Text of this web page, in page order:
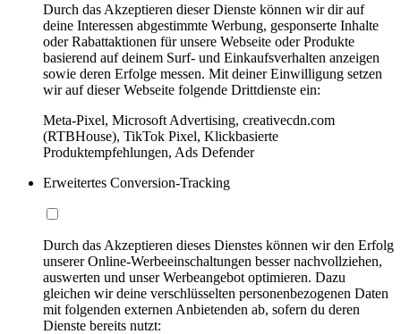
Durch das Akzeptieren dieser Dienste können wir dir auf
deine Interessen abgestimmte Werbung, gesponserte Inhalte
oder Rabattaktionen für unsere Webseite oder Produkte
basierend auf deinem Surf- und Einkaufsverhalten anzeigen
sowie deren Erfolge messen. Mit deiner Einwilligung setzen
wir auf dieser Webseite folgende Drittdienste ein:
Meta-Pixel, Microsoft Advertising, creativecdn.com
(RTBHouse), TikTok Pixel, Klickbasierte
Produktempfehlungen, Ads Defender
Erweitertes Conversion-Tracking
Durch das Akzeptieren dieses Dienstes können wir den Erfolg
unserer Online-Werbeeinschaltungen besser nachvollziehen,
auswerten und unser Werbeangebot optimieren. Dazu
gleichen wir deine verschlüsselten personenbezogenen Daten
mit folgenden externen Anbietenden ab, sofern du deren
Dienste bereits nutzt: